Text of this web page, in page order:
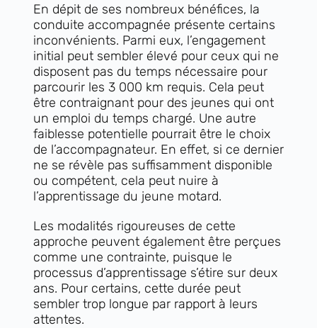
En dépit de ses nombreux bénéfices, la
conduite accompagnée présente certains
inconvénients. Parmi eux, l’engagement
initial peut sembler élevé pour ceux qui ne
disposent pas du temps nécessaire pour
parcourir les 3 000 km requis. Cela peut
être contraignant pour des jeunes qui ont
un emploi du temps chargé. Une autre
faiblesse potentielle pourrait être le choix
de l’accompagnateur. En effet, si ce dernier
ne se révèle pas suffisamment disponible
ou compétent, cela peut nuire à
l’apprentissage du jeune motard.
Les modalités rigoureuses de cette
approche peuvent également être perçues
comme une contrainte, puisque le
processus d’apprentissage s’étire sur deux
ans. Pour certains, cette durée peut
sembler trop longue par rapport à leurs
attentes.